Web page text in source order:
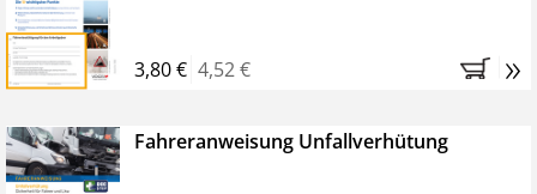
3,80 € 4,52 € »
Fahreranweisung Unfallverhütung